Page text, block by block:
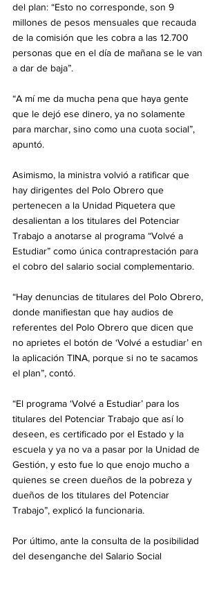
del plan: “Esto no corresponde, son 9
millones de pesos mensuales que recauda
de la comisión que les cobra a las 12.700
personas que en el día de mañana se le van
a dar de baja”.
“A mí me da mucha pena que haya gente
que le dejó ese dinero, ya no solamente
para marchar, sino como una cuota social”,
apuntó.
Asimismo, la ministra volvió a ratificar que
hay dirigentes del Polo Obrero que
pertenecen a la Unidad Piquetera que
desalientan a los titulares del Potenciar
Trabajo a anotarse al programa “Volvé a
Estudiar” como única contraprestación para
el cobro del salario social complementario.
“Hay denuncias de titulares del Polo Obrero,
donde manifiestan que hay audios de
referentes del Polo Obrero que dicen que
no aprietes el botón de ‘Volvé a estudiar’ en
la aplicación TINA, porque si no te sacamos
el plan”, contó.
“El programa ‘Volvé a Estudiar’ para los
titulares del Potenciar Trabajo que así lo
deseen, es certificado por el Estado y la
escuela y ya no va a pasar por la Unidad de
Gestión, y esto fue lo que enojo mucho a
quienes se creen dueños de la pobreza y
dueños de los titulares del Potenciar
Trabajo”, explicó la funcionaria.
Por último, ante la consulta de la posibilidad
del desenganche del Salario Social